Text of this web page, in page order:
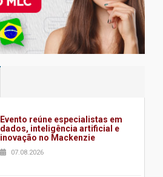
Evento reúne especialistas em
dados, inteligência artificial e
inovação no Mackenzie
07.08.2026